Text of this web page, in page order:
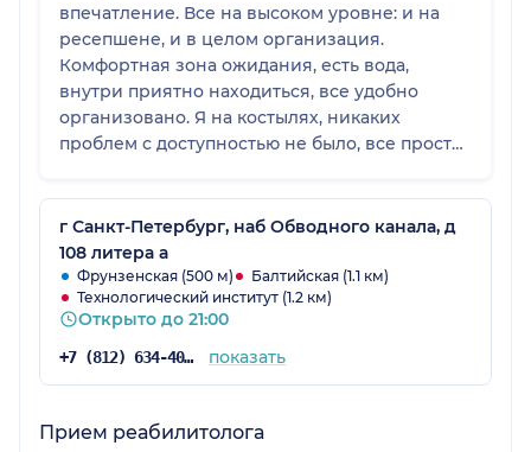
впечатление. Все на высоком уровне: и на
ресепшене, и в целом организация.
Комфортная зона ожидания, есть вода,
внутри приятно находиться, все удобно
организовано. Я на костылях, никаких
проблем с доступностью не было, все просто
г Санкт-Петербург, наб Обводного канала, д
108 литера а
Фрунзенская (500 м)
Балтийская (1.1 км)
Технологический институт (1.2 км)
Открыто до 21:00
+7 (812) 634-40-46 показать
Прием реабилитолога